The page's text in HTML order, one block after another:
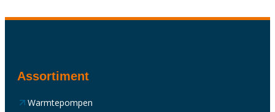
Assortiment
Warmtepompen